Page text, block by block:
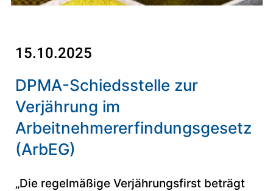
15.10.2025
DPMA-Schiedsstelle zur
Verjährung im
Arbeitnehmererfindungsgesetz
(ArbEG)
„Die regelmäßige Verjährungsfirst beträgt